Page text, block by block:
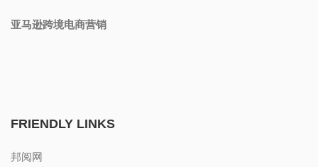
亚马逊跨境电商营销
FRIENDLY LINKS
邦阅网